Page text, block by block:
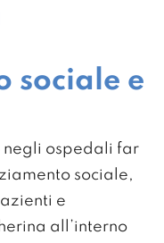
sociale e
negli ospedali far
sociale,
e
all’interno